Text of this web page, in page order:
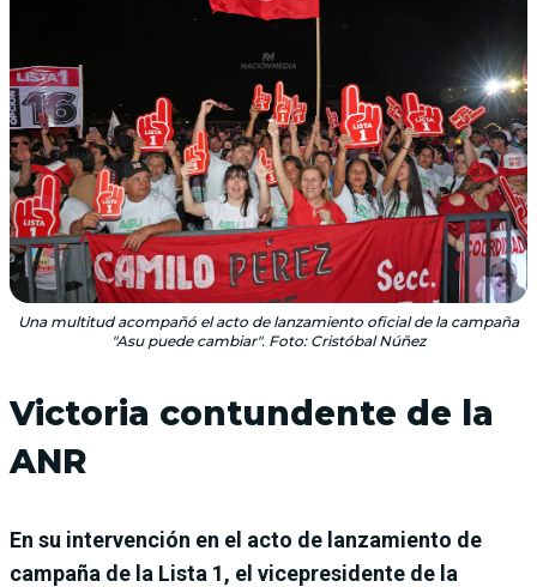
Una multitud acompañó el acto de lanzamiento oficial de la campaña
"Asu puede cambiar". Foto: Cristóbal Núñez
Victoria contundente de la
ANR
En su intervención en el acto de lanzamiento de
campaña de la Lista 1, el vicepresidente de la